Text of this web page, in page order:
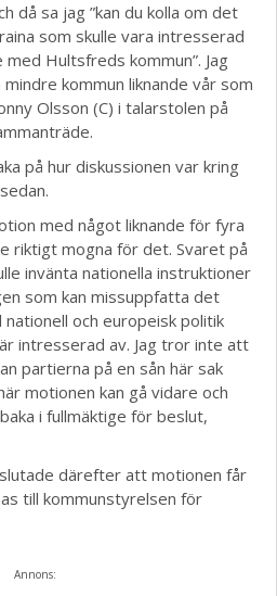
då sa jag ”kan du kolla om det
som skulle vara intresserad
Hultsfreds kommun”. Jag
kommun liknande vår som
Olsson (C) i talarstolen på
på hur diskussionen var kring
med något liknande för fyra
riktigt mogna för det. Svaret på
invänta nationella instruktioner
som kan missuppfatta det
och europeisk politik
intresserad av. Jag tror inte att
partierna på en sån här sak
motionen kan gå vidare och
i fullmäktige för beslut,
därefter att motionen får
till kommunstyrelsen för
Annons: